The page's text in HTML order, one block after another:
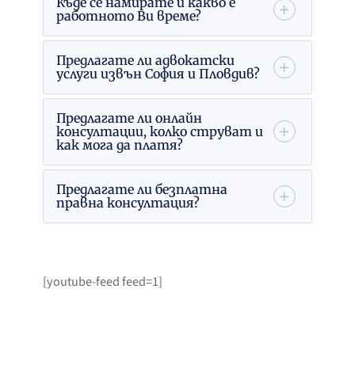
работното Ви време?
Предлагате ли адвокатски
услуги извън София и Пловдив?
Предлагате ли онлайн
консултации, колко струват и
как мога да платя?
Предлагате ли безплатна
правна консултация?
[youtube-feed feed=1]